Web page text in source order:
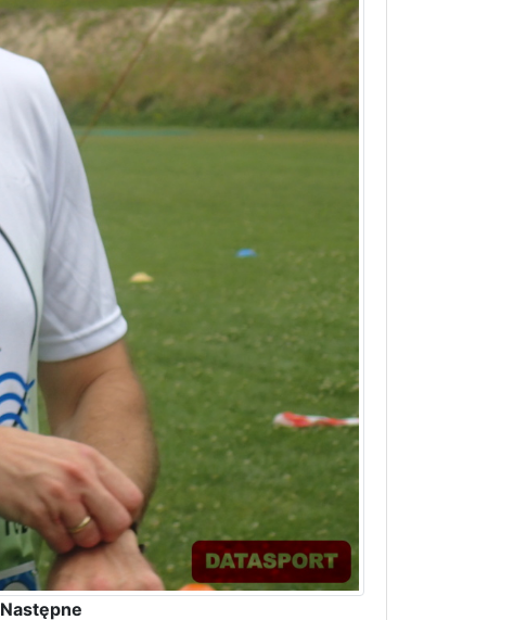
Następne